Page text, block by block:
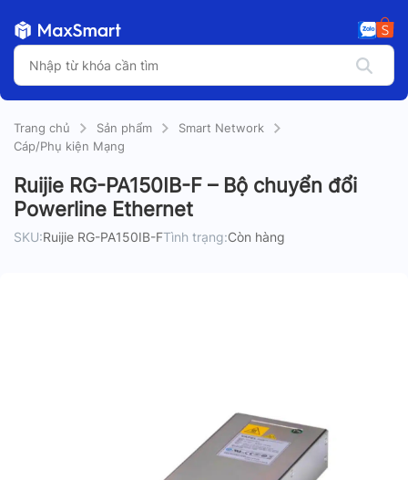
Trang chủ Sản phẩm
Smart Network
Cáp/Phụ kiện Mạng
Ruijie RG-PA150IB-F – Bộ chuyển đổi
Powerline Ethernet
SKU:Ruijie RG-PA150IB-FTình trạng:Còn hàng